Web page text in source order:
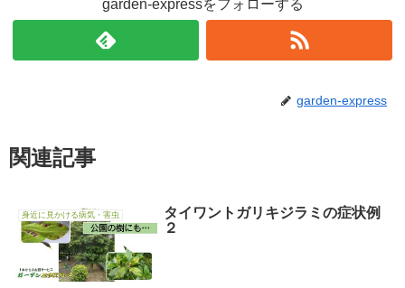
garden-expressをフォローする
garden-express
関連記事
身近に見かける病気・害虫
タイワントガリキジラミの症状例
２